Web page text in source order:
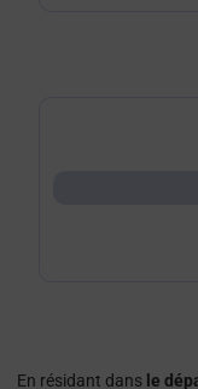
En résidant dans le